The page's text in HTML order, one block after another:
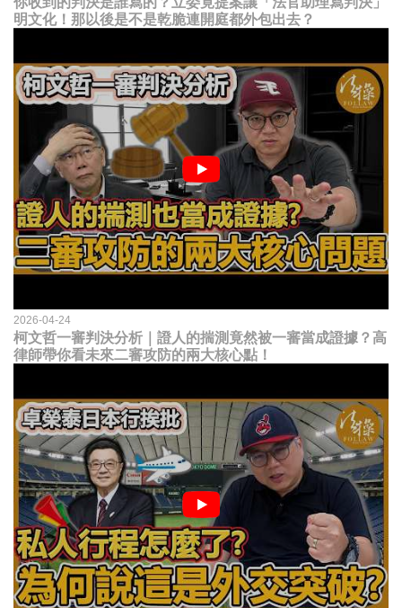
明文化！那以後是不是乾脆連開庭都外包出去？
2026-04-24
柯文哲一審判決分析｜證人的揣測竟然被一審當成證據？高
律師帶你看未來二審攻防的兩大核心點！